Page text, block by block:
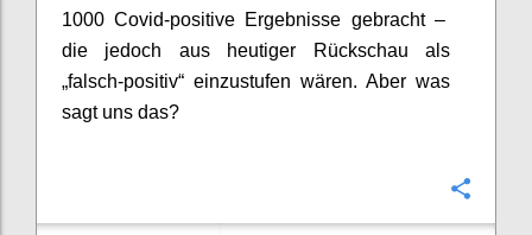
1000Covid-positive Ergebnisse gebracht –
die jedoch aus heutiger Rückschau als
„falsch-positiv“ einzustufen wären. Aber was
sagt uns das?